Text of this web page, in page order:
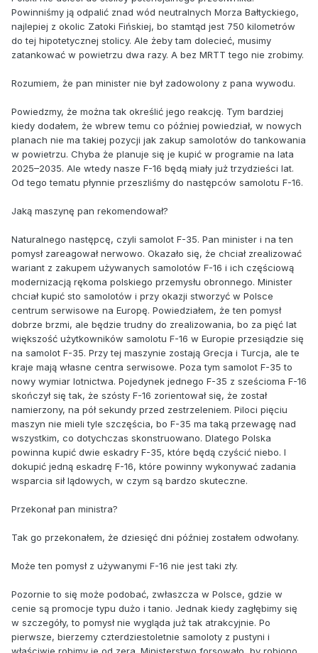
Powinniśmy ją odpalić znad wód neutralnych Morza Bałtyckiego,
najlepiej z okolic Zatoki Fińskiej, bo stamtąd jest 750 kilometrów
do tej hipotetycznej stolicy. Ale żeby tam dolecieć, musimy
zatankować w powietrzu dwa razy. A bez MRTT tego nie zrobimy.
Rozumiem, że pan minister nie był zadowolony z pana wywodu.
Powiedzmy, że można tak określić jego reakcję. Tym bardziej
kiedy dodałem, że wbrew temu co później powiedział, w nowych
planach nie ma takiej pozycji jak zakup samolotów do tankowania
w powietrzu. Chyba że planuje się je kupić w programie na lata
2025–2035. Ale wtedy nasze F-16 będą miały już trzydzieści lat.
Od tego tematu płynnie przeszliśmy do następców samolotu F-16.
Jaką maszynę pan rekomendował?
Naturalnego następcę, czyli samolot F-35. Pan minister i na ten
pomysł zareagował nerwowo. Okazało się, że chciał zrealizować
wariant z zakupem używanych samolotów F-16 i ich częściową
modernizacją rękoma polskiego przemysłu obronnego. Minister
chciał kupić sto samolotów i przy okazji stworzyć w Polsce
centrum serwisowe na Europę. Powiedziałem, że ten pomysł
dobrze brzmi, ale będzie trudny do zrealizowania, bo za pięć lat
większość użytkowników samolotu F-16 w Europie przesiądzie się
na samolot F-35. Przy tej maszynie zostają Grecja i Turcja, ale te
kraje mają własne centra serwisowe. Poza tym samolot F-35 to
nowy wymiar lotnictwa. Pojedynek jednego F-35 z sześcioma F-16
skończył się tak, że szósty F-16 zorientował się, że został
namierzony, na pół sekundy przed zestrzeleniem. Piloci pięciu
maszyn nie mieli tyle szczęścia, bo F-35 ma taką przewagę nad
wszystkim, co dotychczas skonstruowano. Dlatego Polska
powinna kupić dwie eskadry F-35, które będą czyścić niebo. I
dokupić jedną eskadrę F-16, które powinny wykonywać zadania
wsparcia sił lądowych, w czym są bardzo skuteczne.
Przekonał pan ministra?
Tak go przekonałem, że dziesięć dni później zostałem odwołany.
Może ten pomysł z używanymi F-16 nie jest taki zły.
Pozornie to się może podobać, zwłaszcza w Polsce, gdzie w
cenie są promocje typu dużo i tanio. Jednak kiedy zagłębimy się
w szczegóły, to pomysł nie wygląda już tak atrakcyjnie. Po
pierwsze, bierzemy czterdziestoletnie samoloty z pustyni i